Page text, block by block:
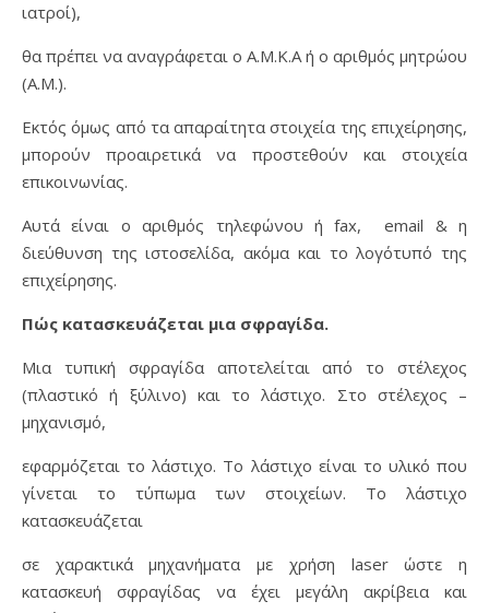
ιατροί),
θα πρέπει να αναγράφεται ο Α.Μ.Κ.Α ή ο αριθμός μητρώου
(Α.Μ.).
Εκτός όμως από τα απαραίτητα στοιχεία της επιχείρησης,
μπορούν προαιρετικά να προστεθούν και στοιχεία
επικοινωνίας.
Αυτά είναι ο αριθμός τηλεφώνου ή fax, email & η
διεύθυνση της ιστοσελίδα, ακόμα και το λογότυπό της
επιχείρησης.
Πώς κατασκευάζεται μια σφραγίδα.
Μια τυπική σφραγίδα αποτελείται από το στέλεχος
(πλαστικό ή ξύλινο) και το λάστιχο. Στο στέλεχος –
μηχανισμό,
εφαρμόζεται το λάστιχο. Το λάστιχο είναι το υλικό που
γίνεται το τύπωμα των στοιχείων. Το λάστιχο
κατασκευάζεται
σε χαρακτικά μηχανήματα με χρήση laser ώστε η
κατασκευή σφραγίδας να έχει μεγάλη ακρίβεια και